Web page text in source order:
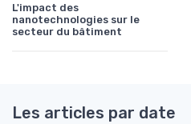
L'impact des
nanotechnologies sur le
secteur du bâtiment
Les articles par date